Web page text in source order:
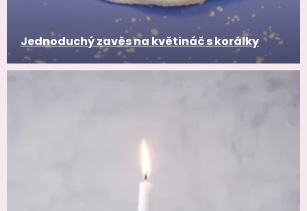
Jednoduchý zavěs na květináč s korálky